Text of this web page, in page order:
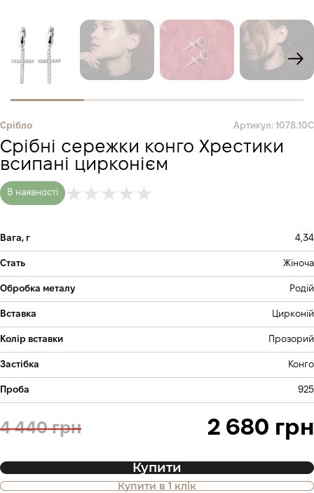
Срібло Артикул: 1078.10С
Срібні сережки конго Хрестики
всипані цирконієм
В наявності
Вага, г 4,34
Стать Жіноча
Обробка металу Родій
Вставка Цирконій
Колір вставки Прозорий
Застібка Конго
Проба 925
4 440 грн 2 680 грн
Купити
Купити в 1 клік